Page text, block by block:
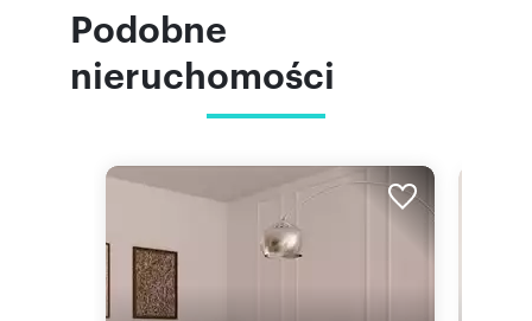
Podobne
nieruchomości